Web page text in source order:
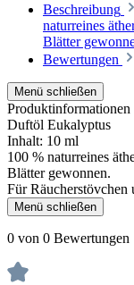
Beschreibung
naturreines
Blätter
Bewertungen
Menü schließen
Duftöl Eukalyptus
Inhalt: 10 ml
100 % naturreines
Blätter gewonnen.
Für Räucherstövchen
Menü schließen
0 von 0 Bewertungen